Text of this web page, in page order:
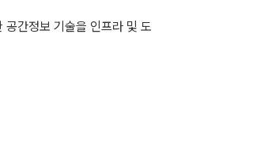
간정보 기술을 인프라 및 도